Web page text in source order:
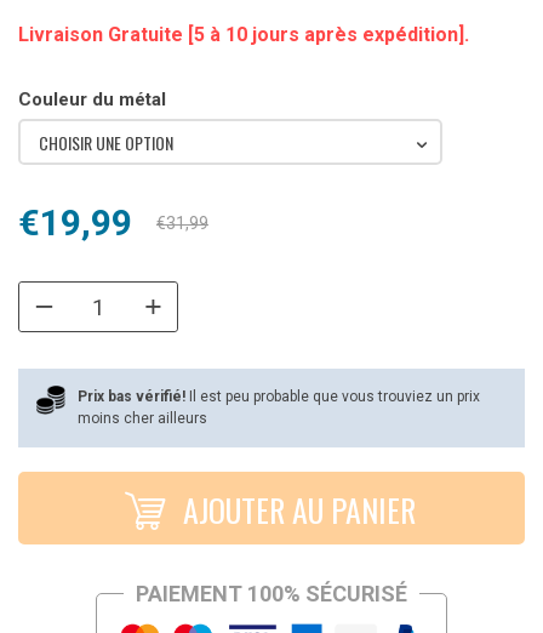
Livraison Gratuite [5 à 10 jours après expédition].
Couleur du métal
CHOISIR UNE OPTION
€31,99
Le
initial
€31,99.
€19,99
Le
actuel
€19,99.
Prix bas vérifié!
Il est peu probable que vous trouviez un prix
moins cher ailleurs
AJOUTER AU PANIER
PAIEMENT 100% SÉCURISÉ